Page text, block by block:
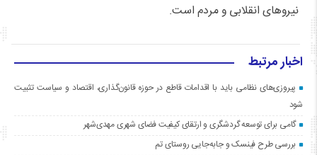
نیروهای انقلابی و مردم است.
اخبار مرتبط
پیروزی‌های نظامی باید با اقدامات قاطع در حوزه قانون‌گذاری، اقتصاد و سیاست تثبیت
شود
گامی برای توسعه گردشگری و ارتقای کیفیت فضای شهری مهدی‌شهر
بررسی طرح فینسک و جابه‌جایی روستای تم